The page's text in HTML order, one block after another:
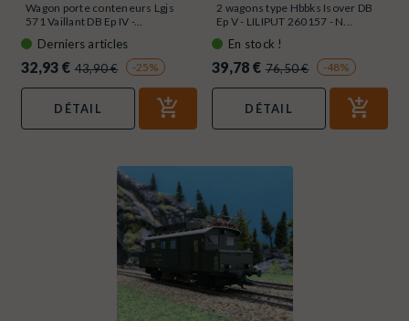
Wagon porte conteneurs Lgjs
571 Vaillant DB Ep IV -...
Derniers articles
32,93 € 43,90 € -25%
DÉTAIL
2 wagons type Hbbks Isover DB
Ep V - LILIPUT 260157 - N...
En stock !
39,78 € 76,50 € -48%
DÉTAIL